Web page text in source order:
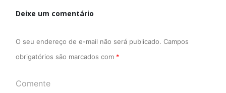
Deixe um comentário
O seu endereço de e-mail não será publicado. Campos
obrigatórios são marcados com *